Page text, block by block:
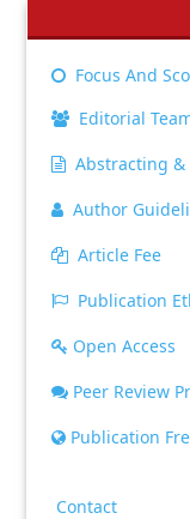
Focus And
Editorial
Abstracting
Author
Article Fee
Publication
Open Access
Peer Review
Publication
Contact